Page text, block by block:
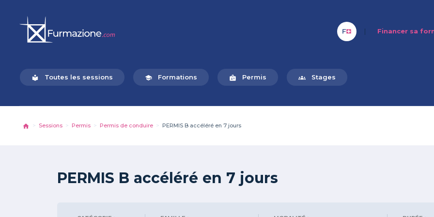
| Financer sa
local_library Toutes les sessions school Formations badge Permis groups Stages
Sessions Permis Permis de conduire PERMIS B accéléré en 7 jours
PERMIS B accéléré en 7 jours